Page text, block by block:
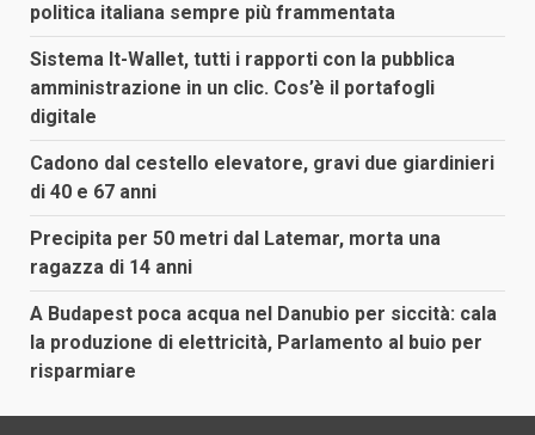
politica italiana sempre più frammentata
Sistema It-Wallet, tutti i rapporti con la pubblica
amministrazione in un clic. Cos’è il portafogli
digitale
Cadono dal cestello elevatore, gravi due giardinieri
di 40 e 67 anni
Precipita per 50 metri dal Latemar, morta una
ragazza di 14 anni
A Budapest poca acqua nel Danubio per siccità: cala
la produzione di elettricità, Parlamento al buio per
risparmiare